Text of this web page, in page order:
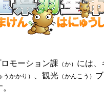
モーション課 （か） には、
うかかり） 、観光 （かんこう）